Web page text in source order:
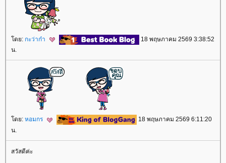
ดย: กะว่าก๋า
18 พฤษภาคม 2569 3:38:52
น.
ดย: หอมกร
18 พฤษภาคม 2569 6:11:20
น.
สวัสดีค่ะ